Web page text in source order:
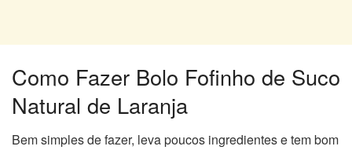
Como Fazer Bolo Fofinho de Suco
Natural de Laranja
Bem simples de fazer, leva poucos ingredientes e tem bom